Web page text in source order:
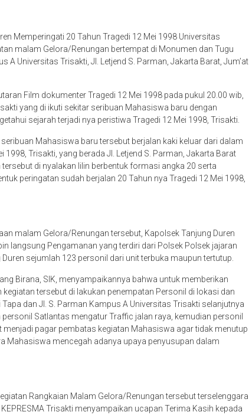
Memperingati 20 Tahun Tragedi 12 Mei 1998 Universitas
malam Gelora/Renungan bertempat di Monumen dan Tugu
A Universitas Trisakti, Jl. Letjend S. Parman, Jakarta Barat, Jum’at
Film dokumenter Tragedi 12 Mei 1998 pada pukul 20.00 wib,
yang di ikuti sekitar seribuan Mahasiswa baru dengan
sejarah terjadi nya peristiwa Tragedi 12 Mei 1998, Trisakti.
Mahasiswa baru tersebut berjalan kaki keluar dari dalam
Trisakti, yang berada Jl. Letjend S. Parman, Jakarta Barat
di nyalakan lilin berbentuk formasi angka 20 serta
peringatan sudah berjalan 20 Tahun nya Tragedi 12 Mei 1998,
malam Gelora/Renungan tersebut, Kapolsek Tanjung Duren
langsung Pengamanan yang terdiri dari Polsek Polsek jajaran
sejumlah 123 personil dari unit terbuka maupun tertutup.
Birana, SIK, menyampaikannya bahwa untuk memberikan
tersebut di lakukan penempatan Personil di lokasi dan
dan Jl. S. Parman Kampus A Universitas Trisakti selanjutnya
Satlantas mengatur Traffic jalan raya, kemudian personil
pagar pembatas kegiatan Mahasiswa agar tidak menutup
Mahasiswa mencegah adanya upaya penyusupan dalam
Rangkaian Malam Gelora/Renungan tersebut terselenggara
Trisakti menyampaikan ucapan Terima Kasih kepada